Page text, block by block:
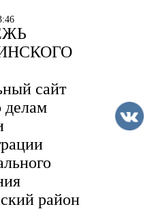
сайт
делам
район